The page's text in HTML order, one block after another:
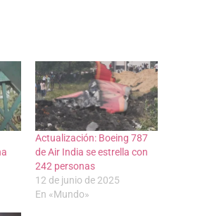
Actualización: Boeing 787
de Air India se estrella con
242 personas
12 de junio de 2025
En «Mundo»